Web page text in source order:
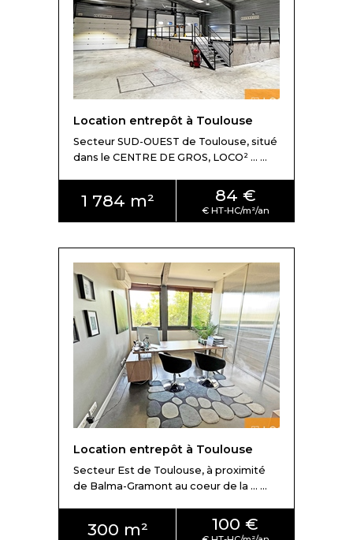
Location entrepôt à Toulouse
Secteur SUD-OUEST de Toulouse, situé
dans le CENTRE DE GROS, LOCO² ... ...
1 784 m² 84 €
Location entrepôt à Toulouse
Secteur Est de Toulouse, à proximité
de Balma-Gramont au coeur de la ... ...
300 m² 100 €